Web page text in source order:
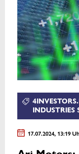
INDUSTRIES
17.07.2024, 13:19